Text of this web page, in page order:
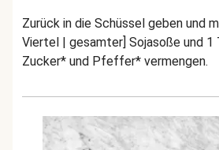
Zurück in die Schüssel geben und
Viertel | gesamter] Sojasoße und 1
Zucker* und Pfeffer* vermengen.